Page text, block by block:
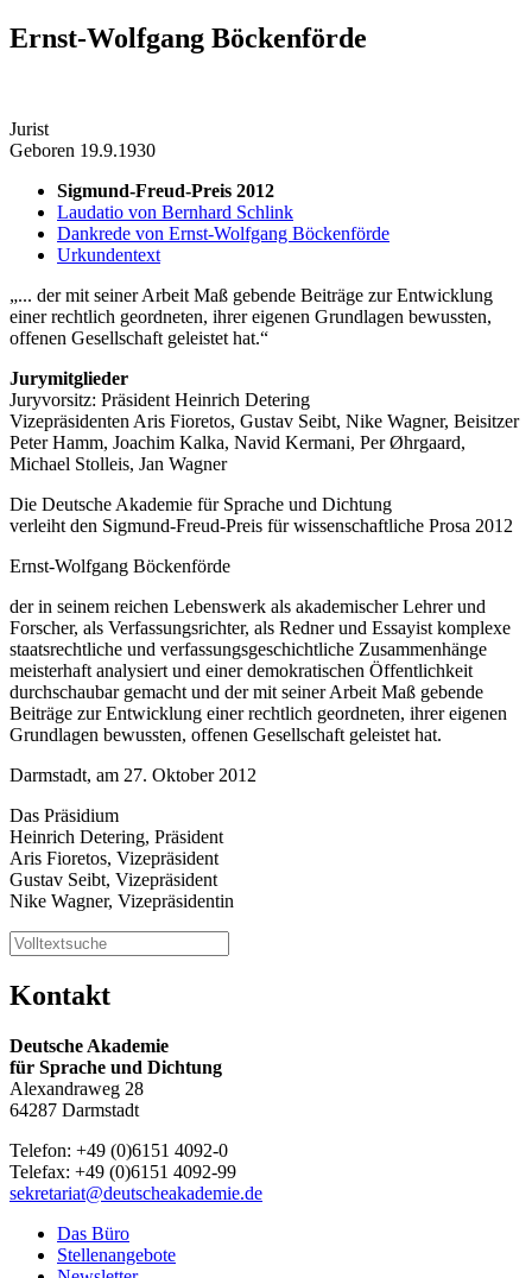
Ernst-Wolfgang Böckenförde
Jurist
Geboren 19.9.1930
Sigmund-Freud-Preis 2012
Laudatio von Bernhard Schlink
Dankrede von Ernst-Wolfgang Böckenförde
Urkundentext
... der mit seiner Arbeit Maß gebende Beiträge zur Entwicklung
einer rechtlich geordneten, ihrer eigenen Grundlagen bewussten,
offenen Gesellschaft geleistet hat.
Jurymitglieder
Juryvorsitz: Präsident Heinrich Detering
Vizepräsidenten Aris Fioretos, Gustav Seibt, Nike Wagner, Beisitzer
Peter Hamm, Joachim Kalka, Navid Kermani, Per Øhrgaard,
Michael Stolleis, Jan Wagner
Die Deutsche Akademie für Sprache und Dichtung
verleiht den Sigmund-Freud-Preis für wissenschaftliche Prosa 2012
Ernst-Wolfgang Böckenförde
der in seinem reichen Lebenswerk als akademischer Lehrer und
Forscher, als Verfassungsrichter, als Redner und Essayist komplexe
staatsrechtliche und verfassungsgeschichtliche Zusammenhänge
meisterhaft analysiert und einer demokratischen Öffentlichkeit
durchschaubar gemacht und der mit seiner Arbeit Maß gebende
Beiträge zur Entwicklung einer rechtlich geordneten, ihrer eigenen
Grundlagen bewussten, offenen Gesellschaft geleistet hat.
Darmstadt, am 27. Oktober 2012
Das Präsidium
Heinrich Detering, Präsident
Aris Fioretos, Vizepräsident
Gustav Seibt, Vizepräsident
Nike Wagner, Vizepräsidentin
Kontakt
Deutsche Akademie
für Sprache und Dichtung
Alexandraweg 28
64287 Darmstadt
Telefon: +49 (0)6151 4092-0
Telefax: +49 (0)6151 4092-99
sekretariat@deutscheakademie.de
Das Büro
Stellenangebote